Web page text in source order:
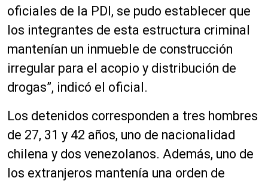
oficiales de la PDI, se pudo establecer que
los integrantes de esta estructura criminal
mantenían un inmueble de construcción
irregular para el acopio y distribución de
drogas”, indicó el oficial.
Los detenidos corresponden a tres hombres
de 27, 31 y 42 años, uno de nacionalidad
chilena y dos venezolanos. Además, uno de
los extranjeros mantenía una orden de